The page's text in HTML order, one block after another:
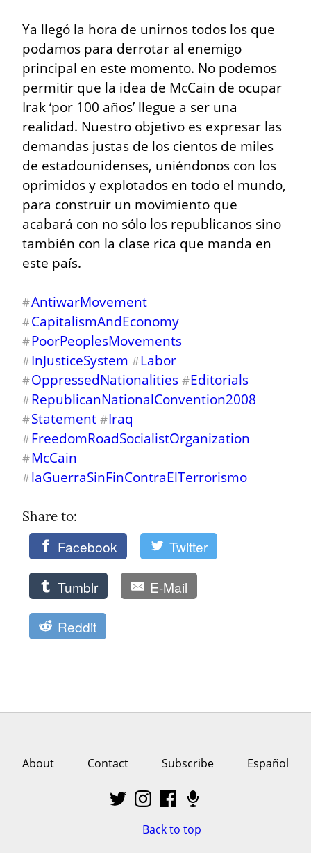
Ya llegó la hora de unirnos todos los que
podamos para derrotar al enemigo
principal en este momento. No podemos
permitir que la idea de McCain de ocupar
Irak ‘por 100 años’ llegue a ser una
realidad. Nuestro objetivo es expresar las
demandas justas de los cientos de miles
de estadounidenses, uniéndonos con los
oprimidos y explotados en todo el mundo,
para construir un movimiento que
acabará con no sólo los republicanos sino
también con la clase rica que manda en
este país.
#AntiwarMovement
#CapitalismAndEconomy
#PoorPeoplesMovements
#InJusticeSystem #Labor
#OppressedNationalities #Editorials
#RepublicanNationalConvention2008
#Statement #Iraq
#FreedomRoadSocialistOrganization
#McCain
#laGuerraSinFinContraElTerrorismo
Share to:
Facebook Twitter
Tumblr E-Mail
Reddit
About Contact Subscribe Español
Back to top